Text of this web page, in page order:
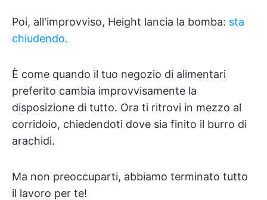
Poi, all'improvviso, Height lancia la bomba: sta
chiudendo.
È come quando il tuo negozio di alimentari
preferito cambia improvvisamente la
disposizione di tutto. Ora ti ritrovi in mezzo al
corridoio, chiedendoti dove sia finito il burro di
arachidi.
Ma non preoccuparti, abbiamo terminato tutto
il lavoro per te!